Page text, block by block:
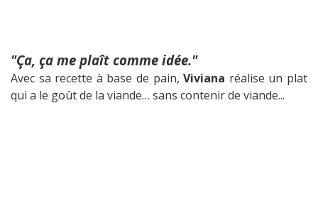
"Ça, ça me plaît comme idée."
Avec sa recette à base de pain,Viviana réalise un plat
qui a le goût de la viande… sans contenir de viande...